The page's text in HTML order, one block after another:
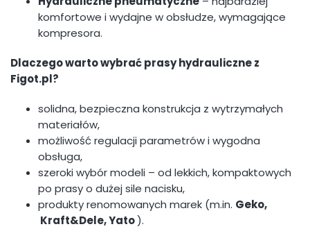
komfortowe i wydajne w obsłudze, wymagające
kompresora.
Dlaczego warto wybrać prasy hydrauliczne z
Figot.pl?
solidna, bezpieczna konstrukcja z wytrzymałych
materiałów,
możliwość regulacji parametrów i wygodna
obsługa,
szeroki wybór modeli – od lekkich, kompaktowych
po prasy o dużej sile nacisku,
produkty renomowanych marek (m.in. Geko,
Kraft&Dele, Yato).